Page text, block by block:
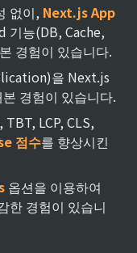
없이, Next.js App
기능(DB, Cache,
경험이 있습니다.
을 Next.js
경험이 있습니다.
LCP, CLS,
점수를 향상시킨
옵션을 이용하여
한 경험이 있습니